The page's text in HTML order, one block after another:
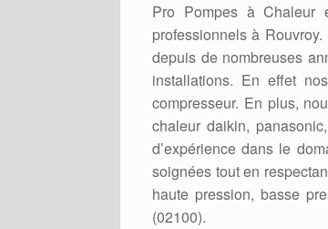
Pro Pompes à Chaleur
professionnels à
depuis de nombreuses
installations. En effet
compresseur. En plus,
chaleur daikin,
d’expérience dans le
soignées tout en
haute pression, basse
(02100).